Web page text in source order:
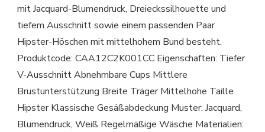
mit Jacquard-Blumendruck, Dreieckssilhouette und
tiefem Ausschnitt sowie einem passenden Paar
Hipster-Höschen mit mittelhohem Bund besteht.
Produktcode: CAA12C2K001CC Eigenschaften: Tiefer
V-Ausschnitt Abnehmbare Cups Mittlere
Brustunterstützung Breite Träger Mittelhohe Taille
Hipster Klassische Gesäßabdeckung Muster: Jacquard,
Blumendruck, Weiß Regelmäßige Wäsche Materialien: